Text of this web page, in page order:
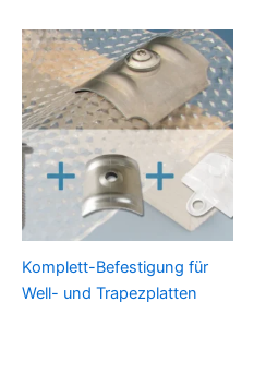
Komplett-Befestigung für
Well- und Trapezplatten